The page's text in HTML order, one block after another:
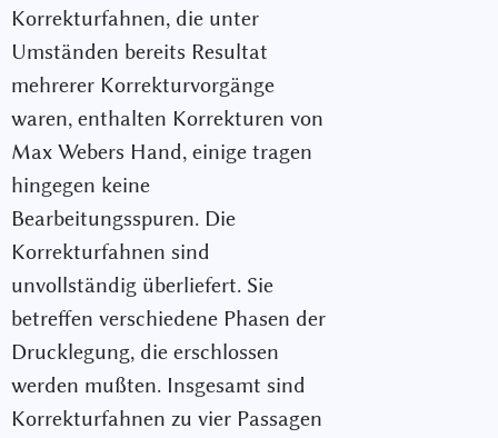
Korrekturfahnen, die unter
Umständen bereits Resultat
mehrerer Korrekturvorgänge
waren, enthalten Korrekturen von
Max Webers Hand, einige tragen
hingegen keine
Bearbeitungsspuren. Die
Korrekturfahnen sind
unvollständig überliefert. Sie
betreffen verschiedene Phasen der
Drucklegung, die erschlossen
werden mußten. Insgesamt sind
Korrekturfahnen zu vier Passagen